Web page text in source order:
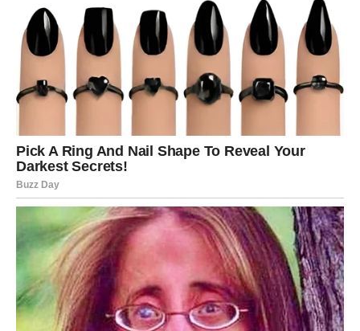
Zaključak
Prema astrološkim tumačenjima, 6. juli mogao bi biti posebno
povoljan za Vage, Škorpije i Ribe kada je riječ o finansijama.
Očekivane isplate, povrat dugova ili nove poslovne prilike
mogli bi donijeti osjećaj olakšanja i veću finansijsku stabilnost.
Ipak, bez obzira na optimistične prognoze, razumno
upravljanje novcem i pažljivo planiranje ostaju najbolji način za
očuvanje finansijske sigurnosti.
**Napomena:**Astrološka tumačenja predstavljaju oblik
zabave i ličnog vjerovanja. Ne postoje naučni dokazi da
položaj planeta može pouzdano predvidjeti finansijske
događaje ili budućnost pojedinca.